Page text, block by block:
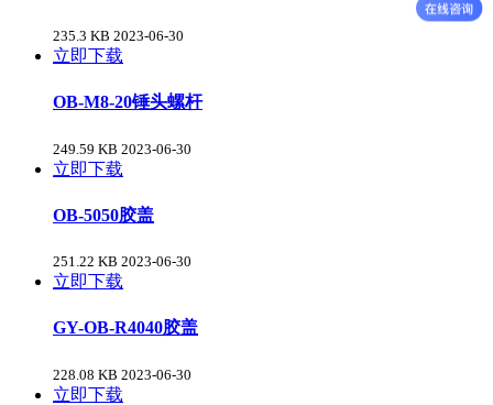
235.3 KB 2023-06-30
立即下载
OB-M8-20锤头螺杆
249.59 KB 2023-06-30
立即下载
OB-5050胶盖
251.22 KB 2023-06-30
立即下载
GY-OB-R4040胶盖
228.08 KB 2023-06-30
立即下载